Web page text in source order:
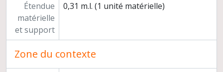
Étendue
matérielle
et support
0,31 m.l. (1 unité matérielle)
Zone du contexte